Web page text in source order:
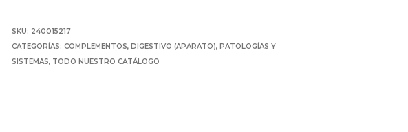
SKU: 240015217
CATEGORÍAS:COMPLEMENTOS,DIGESTIVO (APARATO),PATOLOGÍAS Y
SISTEMAS, TODO NUESTRO CATÁLOGO